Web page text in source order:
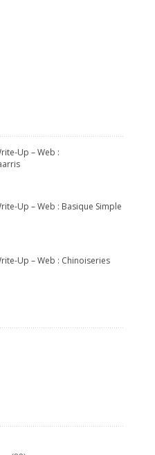
Up – Web :
Up – Web : Basique Simple
Up – Web : Chinoiseries